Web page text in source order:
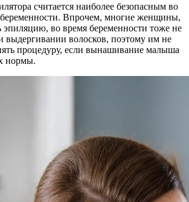
считается наиболее безопасным во
беременности. Впрочем, многие женщины,
во время беременности тоже не
волосков, поэтому им не
процедуру, если вынашивание малыша
нормы.